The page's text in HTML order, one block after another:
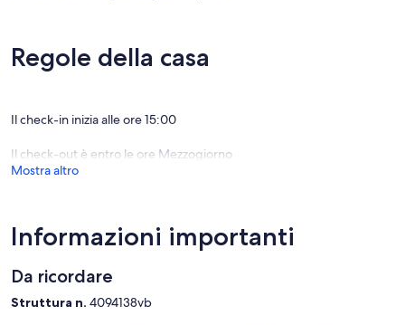
Regole della casa
Il check-in inizia alle ore 15:00
Il check-out è entro le ore Mezzogiorno
Mostra altro
Informazioni importanti
Da ricordare
Struttura n. 4094138vb